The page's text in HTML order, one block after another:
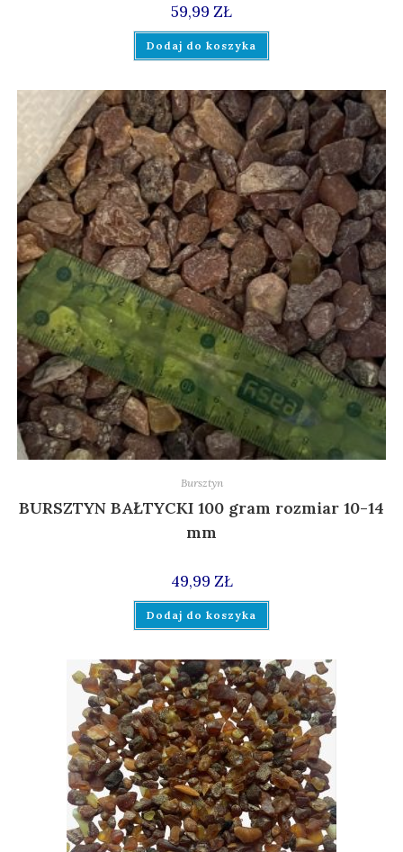
59,99 ZŁ
Dodaj do koszyka
Bursztyn
BURSZTYN BAŁTYCKI 100 gram rozmiar 10-14
mm
49,99 ZŁ
Dodaj do koszyka